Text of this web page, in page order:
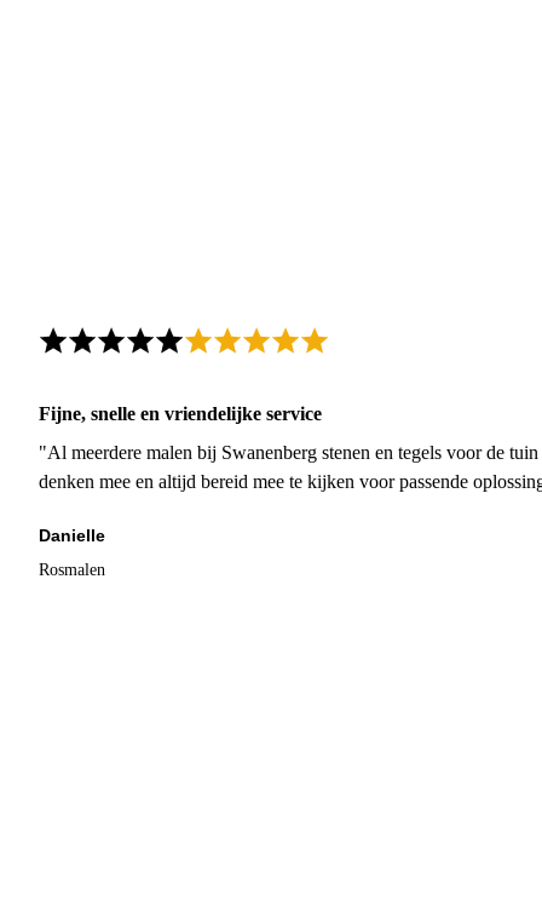
Fijne, snelle en vriendelijke service
"Al meerdere malen bij Swanenberg stenen en tegels voor de
denken mee en altijd bereid mee te kijken voor passende
Danielle
Rosmalen